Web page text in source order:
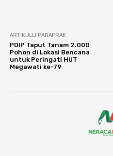
ARTIKULLI PARAPRAK
PDIP Taput Tanam 2.000
Pohon di Lokasi Bencana
untuk Peringati HUT
Megawati ke-79